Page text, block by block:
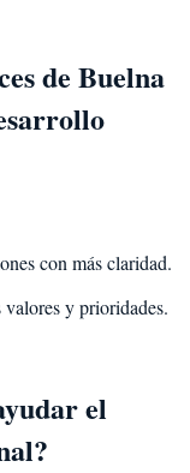
de Buelna
con más claridad.
y prioridades.
el